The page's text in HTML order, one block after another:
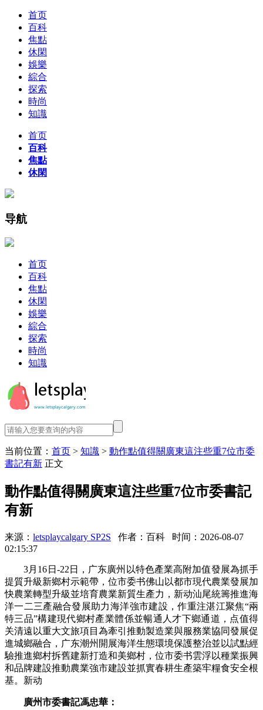
首页
百科
焦點
休閑
娛樂
綜合
探索
時尚
知識
首页
百科
焦點
休閑
导航
首页
百科
焦點
休閑
娛樂
綜合
探索
時尚
知識
当前位置： 首页 > 知識 > 動作點值得關廣東這注些重7位市委
書記有新 正文
動作點值得關廣東這注些重7位市委書記
有新
来源： letsplaycalgary SP2S 作者：百科
时间：2026-08-07
02:15:37
3月16日-22日，广东廣州以特色產業高附加值發展為抓手
提質升級新鄉村示範帶，位市委书佛山以都市現代農業發展加
快農業轉型升級並培育農業新質生產力，新动汕尾統籌推進海
洋一二三產融合發展助力海洋強市建設，作重注湛江聚焦“兩
特三品”構建現代鄉村產業體係並暢通人才下鄉通道，点值得
关清遠以重大文旅項目為牽引推動製造業與服務業協同發展促
進城鄉融合，广东潮州開展海洋生態環境保護整治並以試點經
驗推進鄉村拆舊建新打造和美鄉村，位市委书雲浮以種業振興
和品牌建設推動農業強市建設並抓實春耕生產築牢糧食安全根
基。新动
廣州市委書記馮忠華：